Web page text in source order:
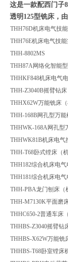
数控铣床故障设计
这是一款配西门子
透明125型铣床，
THH76D机床电气技
THH76E机床电气技
THH-8802MS
THH87A网络化智能
THHKF848机床电气
THH-Z3040B摇臂钻
THHX62W万能铣床
THH-168B网孔型万能
THHWK-168A网孔型
THHWK81B机床电气
THH-T68卧式镗床（
THH182综合机床电
THH181综合机床电
THH-PBA龙门刨床（
THH-M7130K平面磨
THHC650-2普通车床
THHBS-Z3040摇臂钻
THHBS-X62W万能铣
THHBS-T68卧室镗床